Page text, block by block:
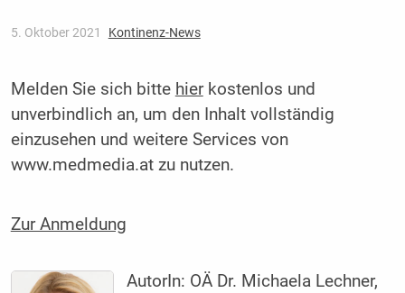
5. Oktober 2021 Kontinenz-News
Melden Sie sich bitte hierkostenlos und
unverbindlich an, um den Inhalt vollständig
einzusehen und weitere Services von
www.medmedia.at zu nutzen.
Zur Anmeldung
AutorIn: OÄ Dr. Michaela Lechner,